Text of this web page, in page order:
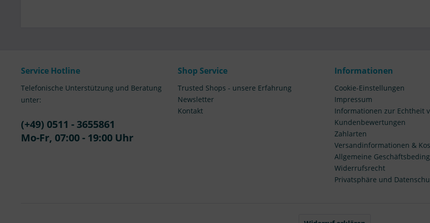
Service Hotline
Telefonische Unterstützung und Beratung
unter:
(+49) 0511 - 3655861
Mo-Fr, 07:00 - 19:00 Uhr
Shop Service
Trusted Shops - unsere Erfahrung
Newsletter
Kontakt
Informationen
Cookie-Einstellungen
Impressum
Informationen zur Echtheit
Kundenbewertungen
Zahlarten
Versandinformationen &
Allgemeine
Widerrufsrecht
Privatsphäre und